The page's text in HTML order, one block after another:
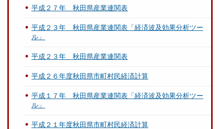
平成２７年 秋田県産業連関表
平成２３年 秋田県産業連関表「経済波及効果分析ツー
ル」
平成２３年 秋田県産業連関表
平成２６年度秋田県市町村民経済計算
平成１７年 秋田県産業連関表「経済波及効果分析ツー
ル」
平成２１年度秋田県市町村民経済計算